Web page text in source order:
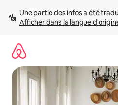
directement
Afficher dans la langue